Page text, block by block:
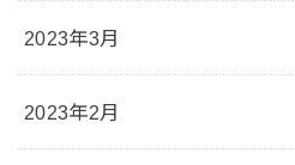
2023年3月
2023年2月